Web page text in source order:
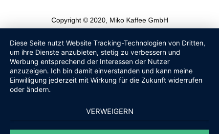
Copyright © 2020, Miko Kaffee GmbH
Diese Seite nutzt Website Tracking-Technologien von Dritten,
um ihre Dienste anzubieten, stetig zu verbessern und
Werbung entsprechend der Interessen der Nutzer
anzuzeigen. Ich bin damit einverstanden und kann meine
Einwilligung jederzeit mit Wirkung für die Zukunft widerrufen
oder ändern.
VERWEIGERN